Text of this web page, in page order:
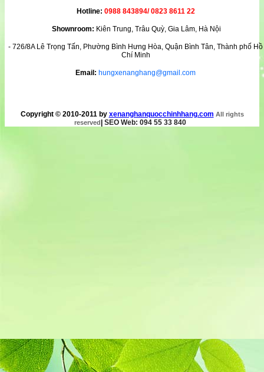
Hotline: 0988 843894/ 0823 8611 22
Shownroom: Kiên Trung, Trâu Quỳ, Gia Lâm, Hà Nội
- 726/8A Lê Trọng Tấn, Phường Bình Hưng Hòa, Quận Bình Tân, Thành phố Hồ
Chí Minh
Email: hungxenanghang@gmail.com
Copyright © 2010-2011 by xenanghanquocchinhhang.com All rights
reserved SEO Web: 094 55 33 840